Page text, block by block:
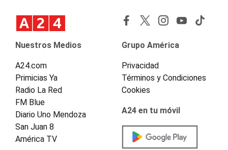
Nuestros Medios
A24.com
Primicias Ya
Radio La Red
FM Blue
Diario Uno Mendoza
San Juan 8
América TV
Grupo América
Privacidad
Términos y Condiciones
Cookies
A24 en tu móvil